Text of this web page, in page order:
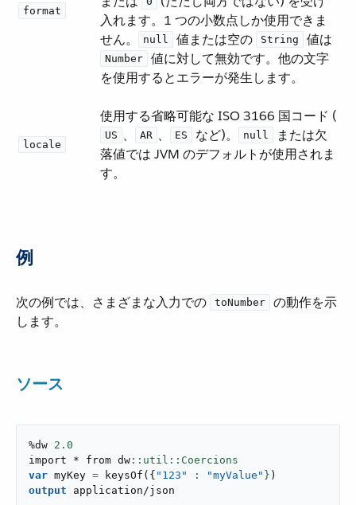
format
入れます。1 つの小数点しか使用できま
せん。​
null ​ 値または空の ​ String ​ 値は ​
Number
​ 値に対して無効です。他の文字
を使用するとエラーが発生します。
locale
使用する省略可能な ISO 3166 国コード (​
US ​、​ AR ​、​ ES ​ など)。​ null
​ または欠
落値では JVM のデフォルトが使用されま
す。
例
次の例では、さまざまな入力での ​ toNumber
​ の動作を示
します。
ソース
%dw 2.0
import * from dw
var myKey = keysOf ( { "123" : "myValue" } )
output
application/json